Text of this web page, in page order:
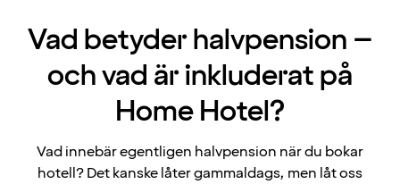
Vad betyder halvpension –
och vad är inkluderat på
Home Hotel?
Vad innebär egentligen halvpension när du bokar
hotell? Det kanske låter gammaldags, men låt oss